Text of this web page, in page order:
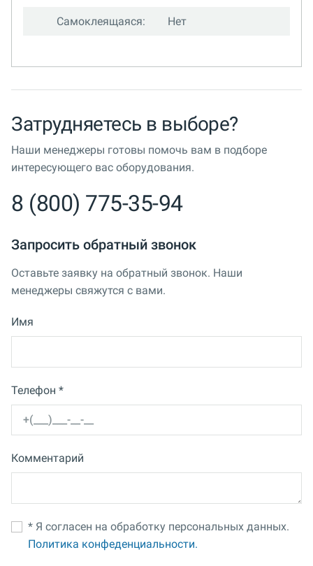
Самоклеящаяся: Нет
Затрудняетесь в выборе?
Наши менеджеры готовы помочь вам в подборе
интересующего вас оборудования.
8 (800) 775-35-94
Запросить обратный звонок
Оставьте заявку на обратный звонок. Наши
менеджеры свяжутся с вами.
Имя
Телефон *
Комментарий
* Я согласен на обработку персональных данных.
Политика конфеденциальности.